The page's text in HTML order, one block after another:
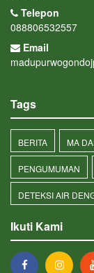
Telepon
088806532557
Email
Tags
BERITA MA
PENGUMUMAN
DETEKSI AIR
Ikuti Kami